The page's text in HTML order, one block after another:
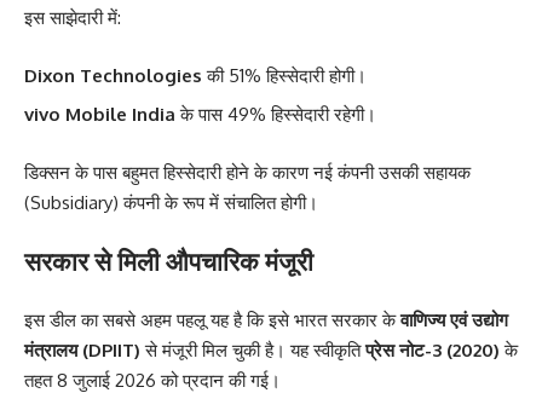
इस साझेदारी में:
Dixon Technologies की 51% हिस्सेदारी होगी।
vivo Mobile India के पास 49% हिस्सेदारी रहेगी।
डिक्सन के पास बहुमत हिस्सेदारी होने के कारण नई कंपनी उसकी सहायक
(Subsidiary) कंपनी के रूप में संचालित होगी।
सरकार से मिली औपचारिक मंजूरी
इस डील का सबसे अहम पहलू यह है कि इसे भारत सरकार केवाणिज्य एवं उद्योग
मंत्रालय (DPIIT) से मंजूरी मिल चुकी है। यह स्वीकृतिप्रेस नोट-3 (2020) के
तहत 8 जुलाई 2026 को प्रदान की गई।